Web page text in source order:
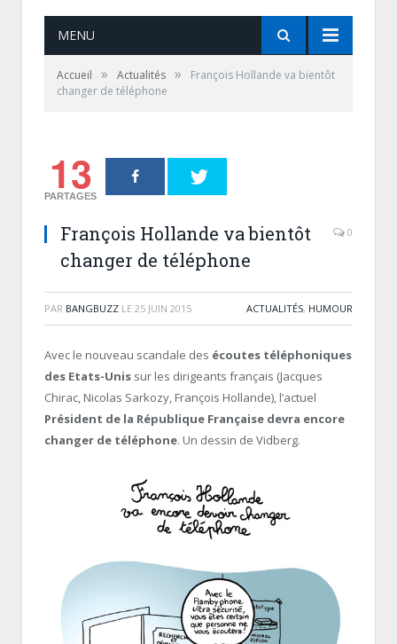
MENU
Accueil » Actualités »
François Hollande va bientôt
changer de téléphone
13
PARTAGES
François Hollande va bientôt
changer de téléphone
0
PAR BANGBUZZ LE 25 JUIN 2015 ACTUALITÉS, HUMOUR
Avec le nouveau scandale des écoutes téléphoniques
des Etats-Unis sur les dirigeants français (Jacques
Chirac, Nicolas Sarkozy, François Hollande), l’actuel
Président de la République Française devra encore
changer de téléphone. Un dessin de Vidberg.